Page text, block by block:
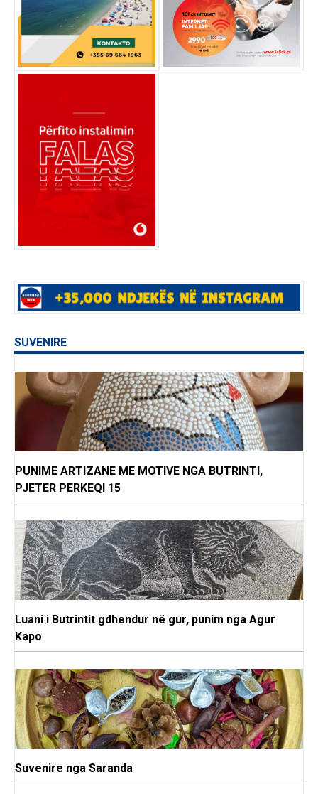
SUVENIRE
PUNIME ARTIZANE ME MOTIVE NGA BUTRINTI,
PJETER PERKEQI 15
Luani i Butrintit gdhendur në gur, punim nga Agur
Kapo
Suvenire nga Saranda